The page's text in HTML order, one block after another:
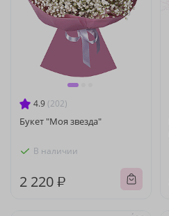
4.9 (202)
Букет "Моя звезда"
В наличии
2 220 ₽